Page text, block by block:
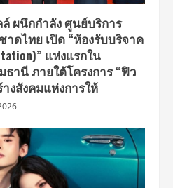
ผนึกกำลัง ศูนย์บริการ
ดไทย เปิด “ห้องรับบริจาค
แห่งแรกใน
านี ภายใต้โครงการ “ฟิว
งสังคมแห่งการให้